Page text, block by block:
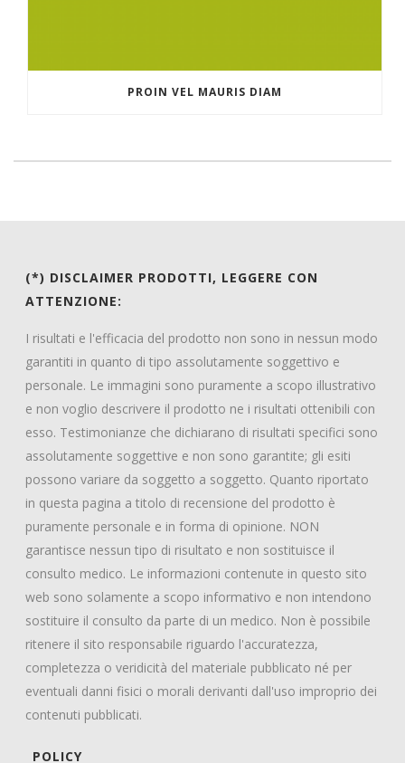
PROIN VEL MAURIS DIAM
(*) DISCLAIMER PRODOTTI, LEGGERE CON
ATTENZIONE:
I risultati e l'efficacia del prodotto non sono in nessun modo
garantiti in quanto di tipo assolutamente soggettivo e
personale. Le immagini sono puramente a scopo illustrativo
e non voglio descrivere il prodotto ne i risultati ottenibili con
esso. Testimonianze che dichiarano di risultati specifici sono
assolutamente soggettive e non sono garantite; gli esiti
possono variare da soggetto a soggetto. Quanto riportato
in questa pagina a titolo di recensione del prodotto è
puramente personale e in forma di opinione. NON
garantisce nessun tipo di risultato e non sostituisce il
consulto medico. Le informazioni contenute in questo sito
web sono solamente a scopo informativo e non intendono
sostituire il consulto da parte di un medico. Non è possibile
ritenere il sito responsabile riguardo l'accuratezza,
completezza o veridicità del materiale pubblicato né per
eventuali danni fisici o morali derivanti dall'uso improprio dei
contenuti pubblicati.
POLICY